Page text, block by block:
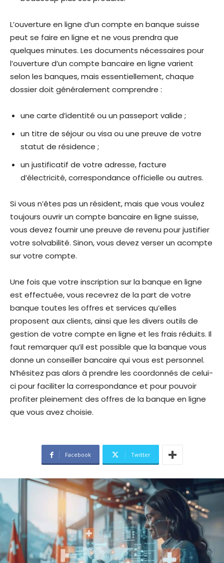
L’ouverture en ligne d’un compte en banque suisse
peut se faire en ligne et ne vous prendra que
quelques minutes. Les documents nécessaires pour
l’ouverture d’un compte bancaire en ligne varient
selon les banques, mais essentiellement, chaque
dossier doit généralement comprendre :
une carte d’identité ou un passeport valide ;
un titre de séjour ou visa ou une preuve de votre
statut de résidence ;
un justificatif de votre adresse, facture
d’électricité, correspondance officielle ou autres.
Si vous n’êtes pas un résident, mais que vous voulez
toujours ouvrir un compte bancaire en ligne suisse,
vous devez fournir une preuve de revenu pour justifier
votre solvabilité. Sinon, vous devez verser un acompte
sur votre compte.
Une fois que votre inscription sur la banque en ligne
est effectuée, vous recevrez de la part de votre
banque toutes les offres et services qu’elles
proposent aux clients, ainsi que les divers outils de
gestion de votre compte en ligne et les frais réduits. Il
faut remarquer qu’il est possible que la banque vous
donne un conseiller bancaire qui vous est personnel.
N’hésitez pas alors à prendre les coordonnés de celui-
ci pour faciliter la correspondance et pour pouvoir
profiter pleinement des offres de la banque en ligne
que vous avez choisie.
Facebook Twitter